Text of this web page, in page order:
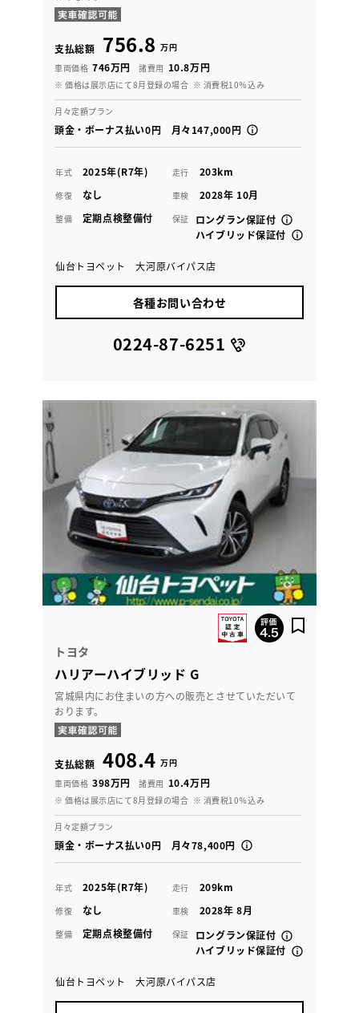
支払総額 756.8 万円
車両価格 746万円 諸費用 10.8万円
※ 価格は展示店にて8月登録の場合 ※ 消費税10％込み
月々定額プラン
頭金・ボーナス払い0円 月々147,000円
年式 2025年(R7年) 走行 203km
修復 なし 車検 2028年 10月
整備 定期点検整備付 保証
ロングラン保証付
ハイブリッド保証付
仙台トヨペット 大河原バイパス店
各種お問い合わせ
0224-87-6251
トヨタ
ハリアーハイブリッド G
宮城県内にお住まいの方への販売とさせていただいて
おります。
支払総額 408.4 万円
車両価格 398万円 諸費用 10.4万円
※ 価格は展示店にて8月登録の場合 ※ 消費税10％込み
月々定額プラン
頭金・ボーナス払い0円 月々78,400円
年式 2025年(R7年) 走行 209km
修復 なし 車検 2028年 8月
整備 定期点検整備付 保証
ロングラン保証付
ハイブリッド保証付
仙台トヨペット 大河原バイパス店